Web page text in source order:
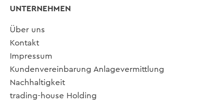
UNTERNEHMEN
Über uns
Kontakt
Impressum
Kundenvereinbarung Anlagevermittlung
Nachhaltigkeit
trading-house Holding